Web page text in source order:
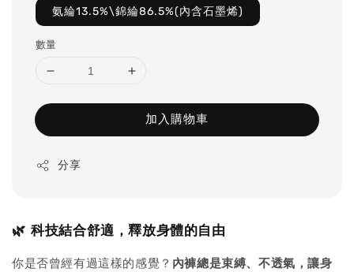
氨綸13.5%\錦綸86.5%(內含石墨烯)
數量
加入購物車
分享
🌿 科技結合舒適，釋放身體的自由
你是否曾經有過這樣的感覺？ 內褲總是束縛、不透氣，讓身